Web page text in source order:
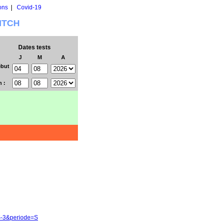
| Covid-19
Dates tests
J M
A
:
3&periode=S